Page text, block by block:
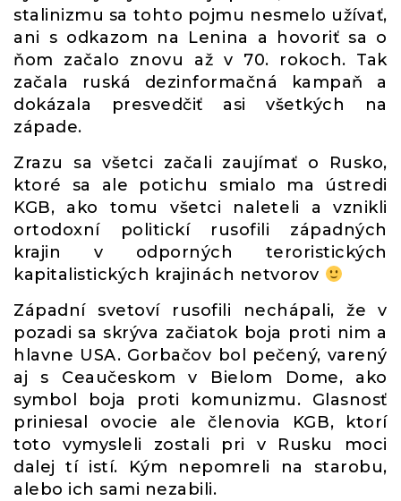
stalinizmu sa tohto pojmu nesmelo užívať,
ani s odkazom na Lenina a hovoriť sa o
ňom začalo znovu až v 70. rokoch. Tak
začala ruská dezinformačná kampaň a
dokázala presvedčiť asi všetkých na
západe.
Zrazu sa všetci začali zaujímať o Rusko,
ktoré sa ale potichu smialo ma ústredi
KGB, ako tomu všetci naleteli a vznikli
ortodoxní politickí rusofili západných
krajin v odporných teroristických
kapitalistických krajinách netvorov
Západní svetoví rusofili nechápali, že v
pozadi sa skrýva začiatok boja proti nim a
hlavne USA. Gorbačov bol pečený, varený
aj s Ceaučeskom v Bielom Dome, ako
symbol boja proti komunizmu. Glasnosť
priniesal ovocie ale členovia KGB, ktorí
toto vymysleli zostali pri v Rusku moci
dalej tí istí. Kým nepomreli na starobu,
alebo ich sami nezabili.